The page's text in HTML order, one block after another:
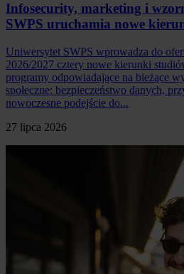
Infosecurity, marketing i
SWPS uruchamia nowe
Uniwersytet SWPS wprowadza do
2026/2027 cztery nowe kierunki
programy odpowiadające na bieżące
społeczne: bezpieczeństwo danych,
nowoczesne podejście do...
27 lipca 2026